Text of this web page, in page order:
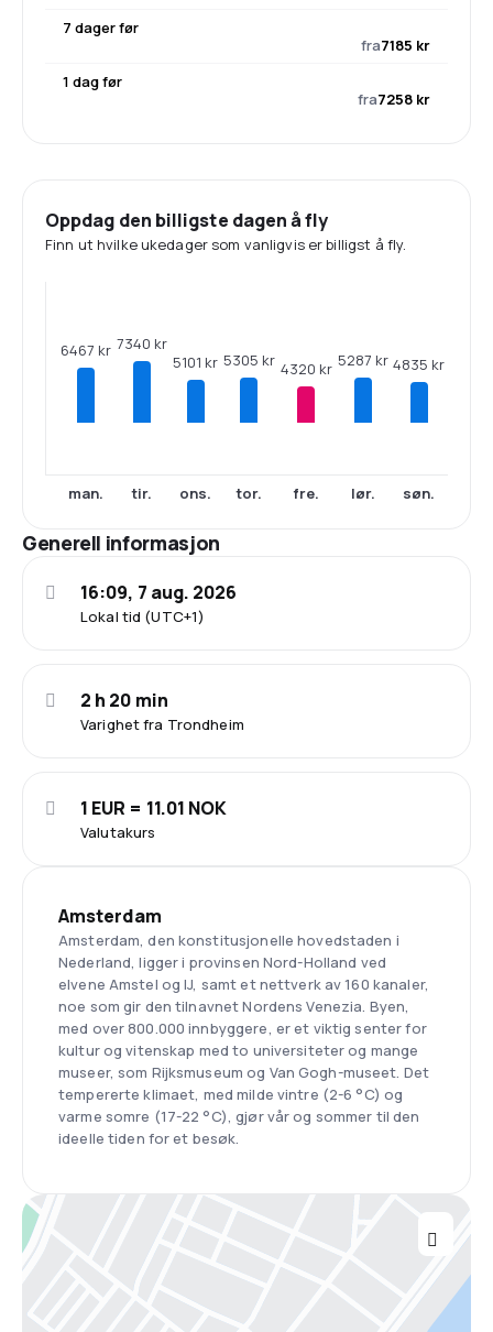
7 dager før
fra7185 kr
1 dag før
fra7258 kr
Oppdag den billigste dagen å fly
Finn ut hvilke ukedager som vanligvis er billigst å fly.
6467 kr
man.
7340 kr
tir.
5101 kr
ons.
5305 kr
tor.
4320 kr
fre.
5287 kr
lør.
4835 kr
søn.
Generell informasjon
Lokal tid (UTC+1)
16:09, 7 aug. 2026
Varighet fra Trondheim
2 h 20 min
Valutakurs
1 EUR = 11.01 NOK
Amsterdam
Amsterdam, den konstitusjonelle hovedstaden i
Nederland, ligger i provinsen Nord-Holland ved
elvene Amstel og IJ, samt et nettverk av 160 kanaler,
noe som gir den tilnavnet Nordens Venezia. Byen,
med over 800.000 innbyggere, er et viktig senter for
kultur og vitenskap med to universiteter og mange
museer, som Rijksmuseum og Van Gogh-museet. Det
tempererte klimaet, med milde vintre (2-6 °C) og
varme somre (17-22 °C), gjør vår og sommer til den
ideelle tiden for et besøk.